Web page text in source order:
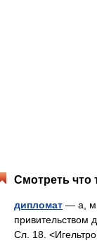
Смотреть что
дипломат — а, м.
привительством
Сл. 18.